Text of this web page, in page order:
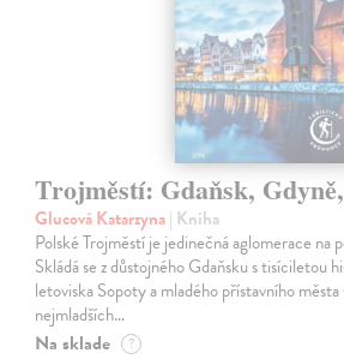
Trojměstí: Gdaňsk,
Glucová Katarzyna| Kniha
Polské Trojměstí je jedinečná aglomerace na
Skládá se z důstojného Gdaňsku s tisíciletou
letoviska Sopoty a mladého přístavního
nejmladších…
Na sklade ?